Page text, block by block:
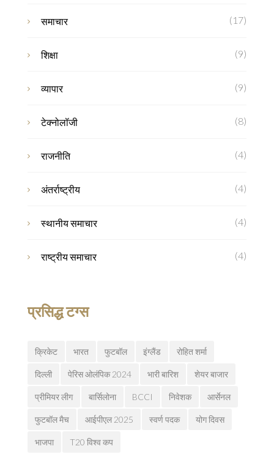
समाचार (17)
शिक्षा (9)
व्यापार (9)
टेक्नोलॉजी (8)
राजनीति (4)
अंतर्राष्ट्रीय (4)
स्थानीय समाचार (4)
राष्ट्रीय समाचार (4)
प्रसिद्ध टग्स
क्रिकेट भारत फुटबॉल इंग्लैंड रोहित शर्मा
दिल्ली पेरिस ओलंपिक 2024 भारी बारिश शेयर बाजार
प्रीमियर लीग बार्सिलोना BCCI निवेशक आर्सेनल
फुटबॉल मैच आईपीएल 2025 स्वर्ण पदक योग दिवस
भाजपा T20 विश्व कप